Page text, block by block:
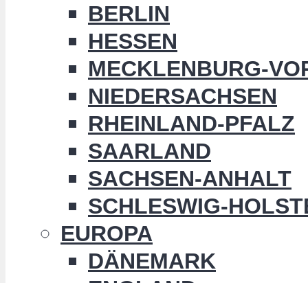
BERLIN
HESSEN
MECKLENBURG-
NIEDERSACHSEN
RHEINLAND-PFALZ
SAARLAND
SACHSEN-ANHALT
SCHLESWIG-
EUROPA
DÄNEMARK